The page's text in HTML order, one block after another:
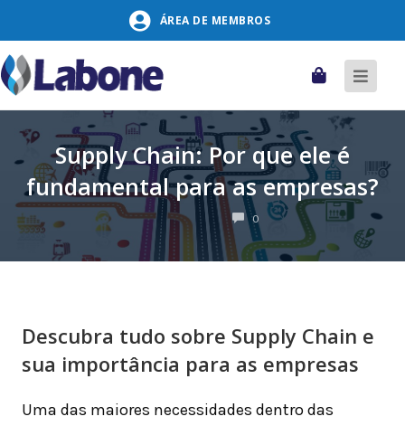
conteúdo
ÁREA DE MEMBROS
Carrinho
Supply Chain: Por que ele é
fundamental para as empresas?
0 COMENTÁRIOS
Descubra tudo sobre Supply Chain e
sua importância para as empresas
Uma das maiores necessidades dentro das